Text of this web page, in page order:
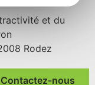
et du
Rodez
Contactez-nous